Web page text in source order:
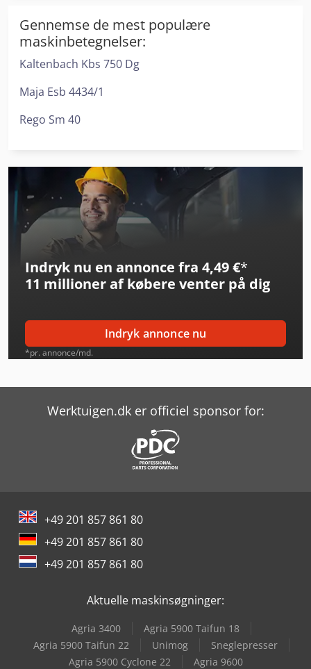
Gennemse de mest populære
maskinbetegnelser:
Kaltenbach Kbs 750 Dg
Maja Esb 4434/1
Rego Sm 40
Indryk nu en annonce fra 4,49 €*
11 millioner af købere venter på dig
Indryk annonce nu
*pr. annonce/md.
Werktuigen.dk er officiel sponsor for:
+49 201 857 861 80
+49 201 857 861 80
+49 201 857 861 80
Aktuelle maskinsøgninger:
Agria 3400
Agria 5900 Taifun 18
Agria 5900 Taifun 22
Unimog
Sneglepresser
Agria 5900 Cyclone 22
Agria 9600